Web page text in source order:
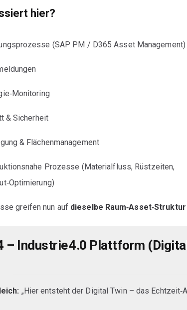
hier?
(SAP PM / D365 Asset Management)
& Sicherheit
& Flächenmanagement
Prozesse (Materialfluss, Rüstzeiten,
greifen nun auf dieselbe Raum‑Asset‑Struktur
– Industrie 4.0 Plattform
„Hier entsteht der Digital Twin – das